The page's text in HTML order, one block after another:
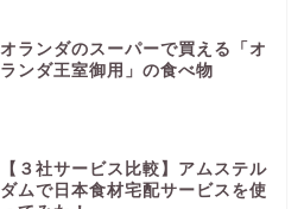
オランダのスーパーで買える「オ
ランダ王室御用」の食べ物
【３社サービス比較】アムステル
ダムで日本食材宅配サービスを使